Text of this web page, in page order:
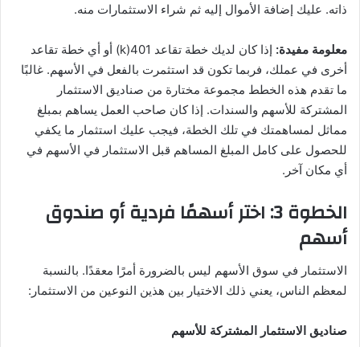
ذاته. عليك إضافة الأموال إليه ثم شراء الاستثمارات منه.
معلومة مفيدة:
إذا كان لديك خطة تقاعد 401(k) أو أي خطة تقاعد
أخرى في عملك، فربما تكون قد استثمرت بالفعل في الأسهم. غالبًا
ما تقدم هذه الخطط مجموعة مختارة من صناديق الاستثمار
المشتركة للأسهم والسندات. إذا كان صاحب العمل يساهم بمبلغ
مماثل لمساهمتك في تلك الخطة، فيجب عليك استثمار ما يكفي
للحصول على كامل المبلغ المساهم قبل الاستثمار في الأسهم في
أي مكان آخر.
الخطوة 3: اختر أسهمًا فردية أو صندوق
أسهم
الاستثمار في سوق الأسهم ليس بالضرورة أمرًا معقدًا. بالنسبة
لمعظم الناس، يعني ذلك الاختيار بين هذين النوعين من الاستثمار:
صناديق الاستثمار المشتركة للأسهم